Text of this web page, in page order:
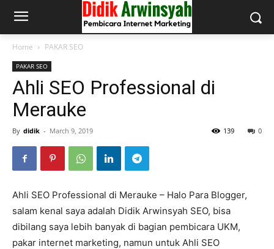
Home PAKAR SEO
PAKAR SEO
Ahli SEO Professional di
Merauke
By didik - March 9, 2019 0
139
Ahli SEO Professional di Merauke – Halo Para Blogger,
salam kenal saya adalah Didik Arwinsyah SEO, bisa
dibilang saya lebih banyak di bagian pembicara UKM,
pakar internet marketing, namun untuk Ahli SEO